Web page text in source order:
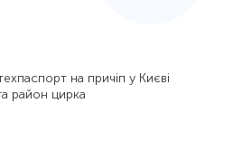
на причіп у Києві
район цирка